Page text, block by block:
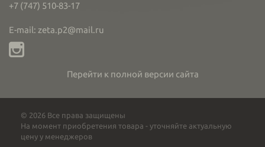
+7 (747) 510-83-17
E-mail: zeta.p2@mail.ru
Перейти к полной версии сайта
© 2026 Все права защищены
На момент приобретения товара - уточняйте актуальную
цену у менеджеров